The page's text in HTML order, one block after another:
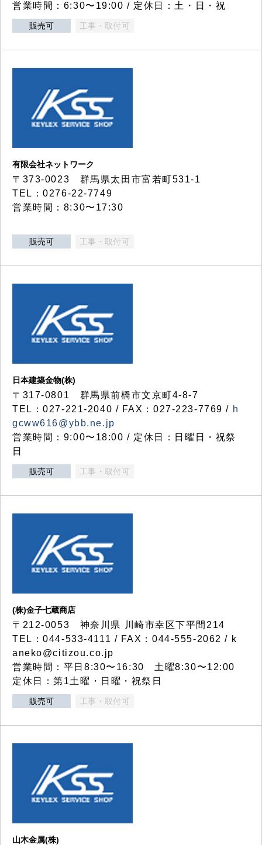
営業時間：6:30〜19:00 / 定休日：土・日・祝
販売可 工事・取付可
有限会社ネットワーク
〒373-0023 群馬県太田市富若町531-1
TEL：0276-22-7749
営業時間：8:30〜17:30
販売可 工事・取付可
日本建築金物(株)
〒317‐0801 群馬県前橋市文京町4-8-7
TEL：027-221-2040 / FAX：027-223-7769 / h
gcww616@ybb.ne.jp
営業時間：9:00〜18:00 / 定休日：日曜日・祝祭
日
販売可 工事・取付可
(株)金子七蔵商店
〒212-0053 神奈川県 川崎市幸区下平間214
TEL：044-533-4111 / FAX：044-555-2062 / k
aneko@citizou.co.jp
営業時間：平日8:30〜16:30 土曜8:30〜12:00
定休日：第1土曜・日曜・祝祭日
販売可 工事・取付可
山木金属(株)